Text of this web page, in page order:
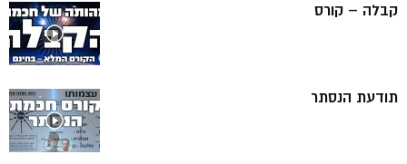
קבלה – קורס
תודעת הנסתר